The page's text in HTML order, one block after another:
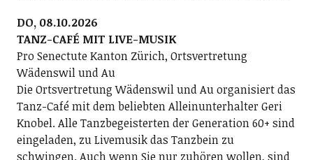
DO, 08.10.2026
TANZ-CAFÉ MIT LIVE-MUSIK
Pro Senectute Kanton Zürich, Ortsvertretung
Wädenswil und Au
Die Ortsvertretung Wädenswil und Au organisiert das
Tanz-Café mit dem beliebten Alleinunterhalter Geri
Knobel. Alle Tanzbegeisterten der Generation 60+ sind
eingeladen, zu Livemusik das Tanzbein zu
schwingen. Auch wenn Sie nur zuhören wollen, sind